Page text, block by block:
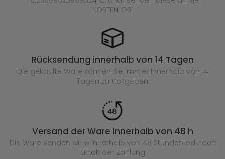
KOSTENLOS!
Rücksendung innerhalb von 14 Tagen
Die gekaufte Ware können Sie immer innerhalb von 14
Tagen zurückgeben
Versand der Ware innerhalb von 48 h
Die Ware senden wir w innerhalb von 48 Stunden od nach
Erhalt der Zahlung